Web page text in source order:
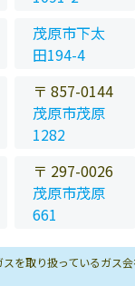
茂原市下太
田194-4
〒 857-0144
茂原市茂原
1282
〒 297-0026
茂原市茂原
661
を取り扱っているガス